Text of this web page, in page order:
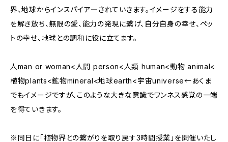
界、地球からインスパイア―されていきます。イメージをする能力
を解き放ち、無限の愛、能力の発現に繋げ、自分自身の幸せ、ペッ
トの幸せ、地球との調和に役に立てます。
人man or woman<人間 person<人類 human<動物 animal<
植物plants<鉱物mineral<地球earth<宇宙universe←あくま
でもイメージですが、このような大きな意識でワンネス感覚の一端
を得ていきます。
※同日に「植物界との繋がりを取り戻す3時間授業」を開催いたし